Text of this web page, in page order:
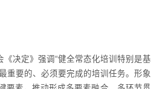
决定》强调“健全常态化培训特别是基
重要的、必须要完成的培训任务。形象